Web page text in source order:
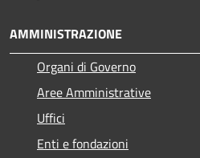
AMMINISTRAZIONE
Organi di Governo
Aree Amministrative
Uffici
Enti e fondazioni